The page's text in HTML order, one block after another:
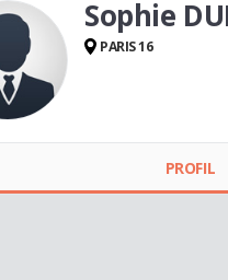
Sophie
PARIS 16
PROFIL